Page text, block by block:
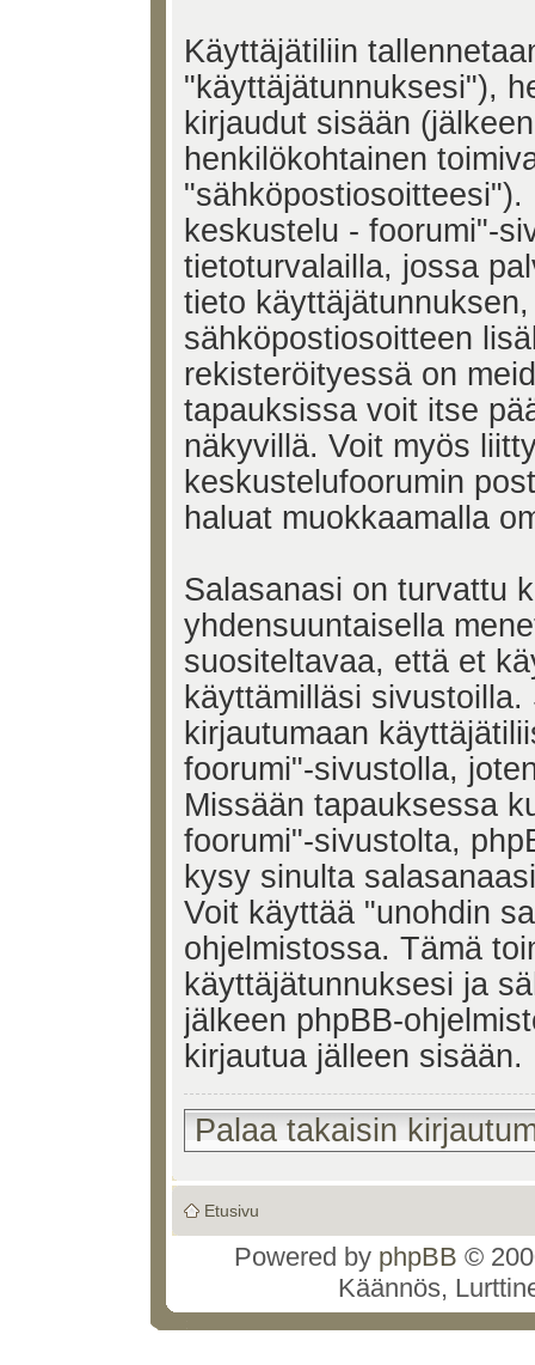
Käyttäjätiliin
"käyttäjätunnuksesi"),
kirjaudut sisään
henkilökohtainen
keskustelu - foorumi"-
tietoturvalailla, jossa
tieto
sähköpostiosoitteen
rekisteröityessä on
tapauksissa voit itse
näkyvillä. Voit myös
keskustelufoorumin
haluat muokkaamalla
Salasanasi on turvattu
yhdensuuntaisella
suositeltavaa, että et
käyttämilläsi
kirjautumaan
foorumi"-sivustolla,
Missään tapauksessa
foorumi"-sivustolta,
kysy sinulta
Voit käyttää "unohdin
ohjelmistossa. Tämä
käyttäjätunnuksesi ja
jälkeen phpBB-
kirjautua jälleen sisään.
Palaa takaisin
Etusivu
Powered by phpBB ©
Käännös,